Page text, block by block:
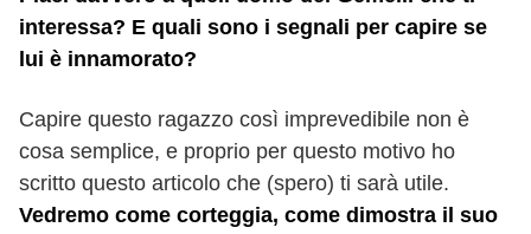
interessa? E quali sono i segnali per capire se
lui è innamorato?
Capire questo ragazzo così imprevedibile non è
cosa semplice, e proprio per questo motivo ho
scritto questo articolo che (spero) ti sarà utile.
Vedremo come corteggia, come dimostra il suo